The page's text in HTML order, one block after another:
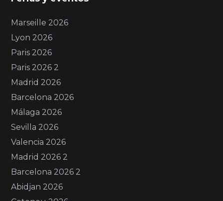
Marseille 2026
Lyon 2026
Paris 2026
Paris 2026 2
Madrid 2026
Barcelona 2026
Málaga 2026
Sevilla 2026
Valencia 2026
Madrid 2026 2
Barcelona 2026 2
Abidjan 2026